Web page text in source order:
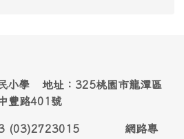
小學 地址：325桃園市龍潭區
豐路401號
(03)2723015 網路專